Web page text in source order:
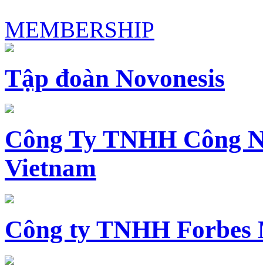
MEMBERSHIP
Tập đoàn Novonesis
Công Ty TNHH Công
Vietnam
Công ty TNHH